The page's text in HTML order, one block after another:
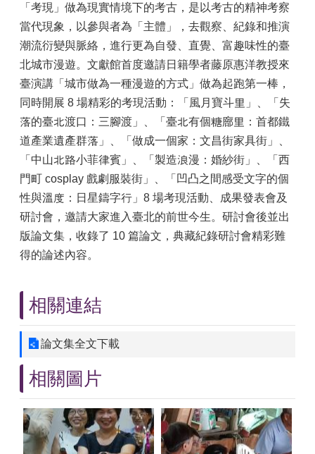
「考現」做為現實情境下的考古，是以考古的精神考察
當代現象，以參與者為「主體」，去觀察、紀錄和推演
潮流衍變與脈絡，進行更為自發、直覺、富趣味性的臺
北城市漫遊。文獻館首度邀請日籍學者藤原惠洋教授來
臺演講「城市做為一種漫遊的方式」做為起跑第一棒，
同時開展 8 場精彩的考現活動：「風月寶斗里」、「失
落的臺北渡口：三腳渡」、「臺北有個糖廍里：首都鐵
道產業遺產群落」、「做成一個家：文昌街家具街」、
「中山北路小菲律賓」、「製造浪漫：婚紗街」、「西
門町 cosplay 戲劇服裝街」、「凹凸之間感受文字的個
性與溫度：日星鑄字行」8 場考現活動、成果發表會及
研討會，邀請大家進入臺北的前世今生。研討會後並出
版論文集，收錄了 10 篇論文，典藏紀錄研討會精彩難
得的論述內容。
相關連結
論文集全文下載
相關圖片